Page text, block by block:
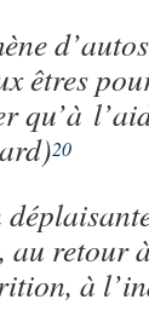
êtres
qu’à
20
au retour
à